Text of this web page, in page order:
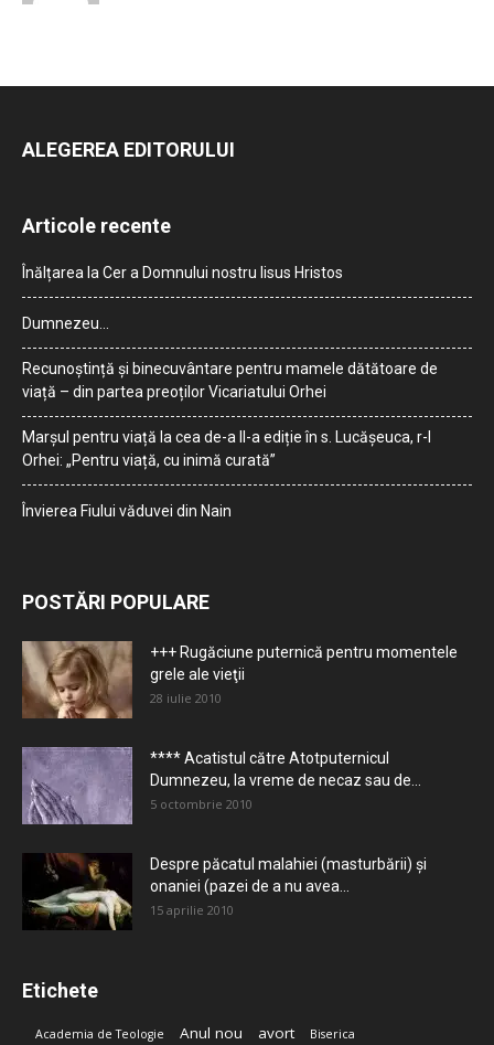
ALEGEREA EDITORULUI
Articole recente
Înălțarea la Cer a Domnului nostru Iisus Hristos
Dumnezeu…
Recunoștință și binecuvântare pentru mamele dătătoare de
viață – din partea preoților Vicariatului Orhei
Marșul pentru viață la cea de-a II-a ediție în s. Lucășeuca, r-l
Orhei: „Pentru viață, cu inimă curată”
Învierea Fiului văduvei din Nain
POSTĂRI POPULARE
+++ Rugăciune puternică pentru momentele
grele ale vieţii
28 iulie 2010
**** Acatistul către Atotputernicul
Dumnezeu, la vreme de necaz sau de...
5 octombrie 2010
Despre păcatul malahiei (masturbării) şi
onaniei (pazei de a nu avea...
15 aprilie 2010
Etichete
Academia de Teologie Anul nou avort Biserica